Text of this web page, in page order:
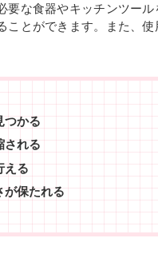
要な食器やキッチンツー
ことができます。また、
つかる
される
える
が保たれる